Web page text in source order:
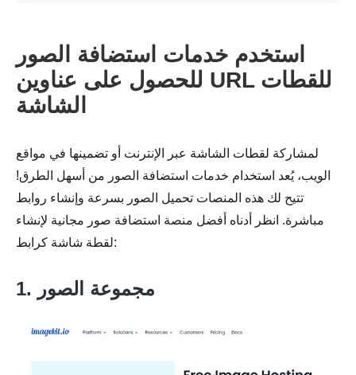
استخدم خدمات استضافة الصور
للحصول على عناوين URL للقطات
الشاشة
لمشاركة لقطات الشاشة عبر الإنترنت أو تضمينها في مواقع
الويب، يُعد استخدام خدمات استضافة الصور من أسهل الطرق!
تتيح لك هذه المنصات تحميل الصور بسرعة وإنشاء روابط
مباشرة. انظر أدناه أفضل منصة استضافة صور مجانية لإنشاء
لقطة شاشة كرابط:
1. مجموعة الصور